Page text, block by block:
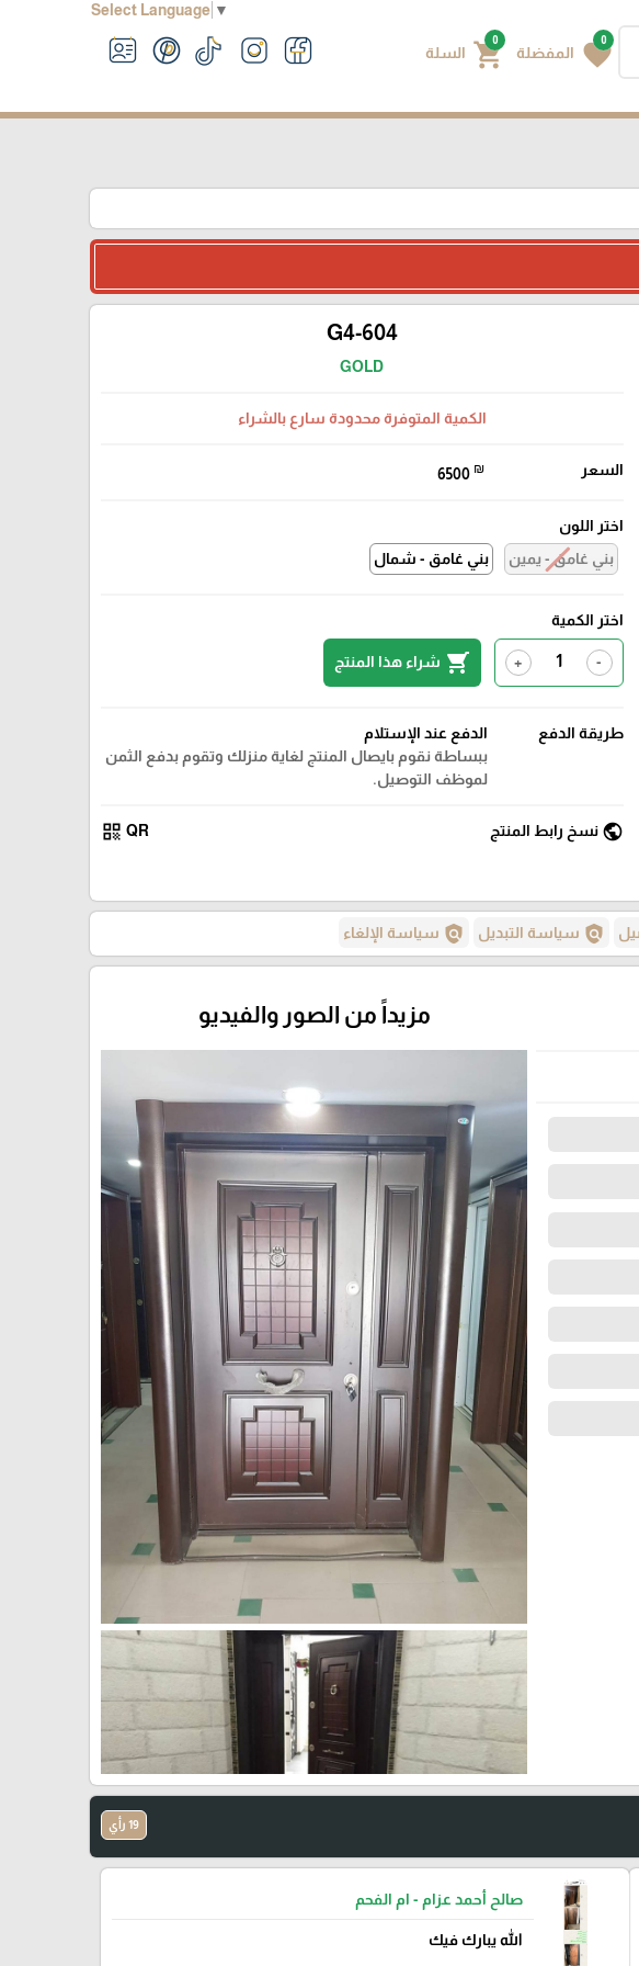
Select Language ▼
0
favorite المفضلة
0
shopping_cart السلة
G4-604
GOLD
الكمية المتوفرة محدودة سارع بالشراء
السعر 6500 ₪
اختر اللون
بني غامق - يمين
بني غامق - شمال
اختر الكمية
-
+
shopping_cart شراء هذا المنتج
طريقة الدفع
الدفع عند الإستلام
ببساطة نقوم بايصال المنتج لغاية منزلك وتقوم بدفع الثمن
لموظف التوصيل.
public نسخ رابط المنتج QR
qr_code
policy سياسة التبديل policy سياسة الإلغاء
مزيداً من الصور والفيديو
19 رأي
صالح أحمد عزام - ام الفحم
الله يبارك فيك